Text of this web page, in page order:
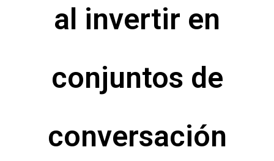
al invertir en
conjuntos de
conversación